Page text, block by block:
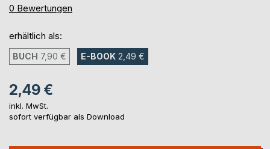
0%
0 Bewertungen
erhältlich als:
BUCH 7,90 € E-BOOK 2,49 €
2,49 €
inkl. MwSt.
sofort verfügbar als Download